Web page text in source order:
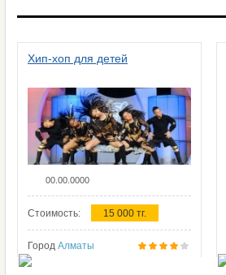
Хип-хоп для детей
00.00.0000
Стоимость: 15 000 тг.
Город Алматы